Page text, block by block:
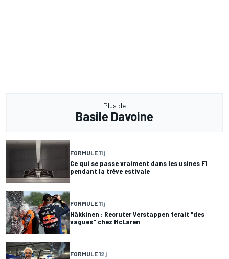
Plus de
Basile Davoine
FORMULE 11 j
Ce qui se passe vraiment dans les usines F1
pendant la trêve estivale
FORMULE 11 j
Häkkinen : Recruter Verstappen ferait "des
vagues" chez McLaren
FORMULE 12 j